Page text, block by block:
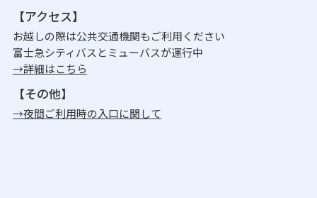
【アクセス】
お越しの際は公共交通機関もご利用ください
富士急シティバスとミューバスが運行中
→詳細はこちら
【その他】
→夜間ご利用時の入口に関して